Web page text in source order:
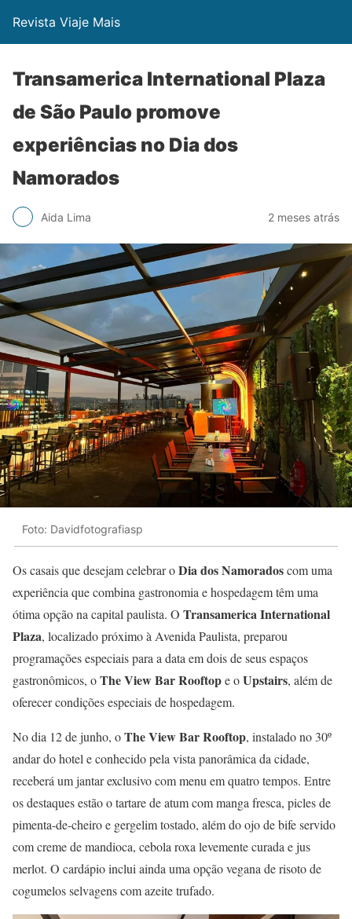
Revista Viaje Mais
Transamerica International Plaza
de São Paulo promove
experiências no Dia dos
Namorados
Aida Lima 2 meses atrás
Foto: Davidfotografiasp
Os casais que desejam celebrar oDia dos Namoradoscom uma
experiência que combina gastronomia e hospedagem têm uma
ótima opção na capital paulista. O Transamerica International
Plaza, localizado próximo à Avenida Paulista, preparou
programações especiais para a data em dois de seus espaços
gastronômicos, oThe View Bar Rooftope oUpstairs, além de
oferecer condições especiais de hospedagem.
No dia 12 de junho, oThe View Bar Rooftop, instalado no 30º
andar do hotel e conhecido pela vista panorâmica da cidade,
receberá um jantar exclusivo com menu em quatro tempos. Entre
os destaques estão o tartare de atum com manga fresca, picles de
pimenta-de-cheiro e gergelim tostado, além do ojo de bife servido
com creme de mandioca, cebola roxa levemente curada e jus
merlot. O cardápio inclui ainda uma opção vegana de risoto de
cogumelos selvagens com azeite trufado.